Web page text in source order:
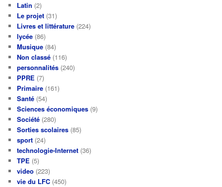
Latin (2)
Le projet (31)
Livres et littérature (224)
lycée (86)
Musique (84)
Non classé (116)
personnalités (240)
PPRE (7)
Primaire (161)
Santé (54)
Sciences économiques (9)
Société (280)
Sorties scolaires (85)
sport (24)
technologie-Internet (36)
TPE (5)
video (223)
vie du LFC (450)